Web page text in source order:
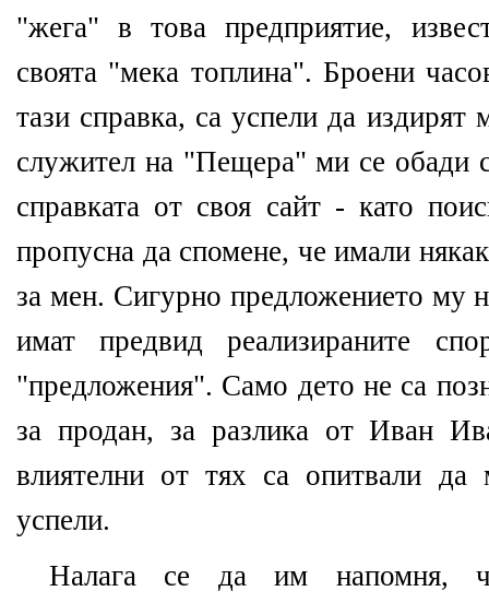
"жега" в това предприятие,
своята "мека топлина". Броени
тази справка, са успели да
служител на "Пещера" ми се обади с
справката от своя сайт - като
пропусна да спомене, че имали
за мен. Сигурно предложението му
имат предвид реализираните
"предложения". Само дето не са
за продан, за разлика от Иван
влиятелни от тях са опитвали
успели.
Налага се да им напомня,